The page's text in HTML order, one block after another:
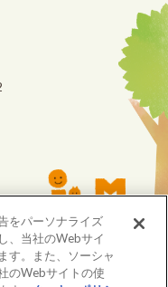
。
をパーソナライズ
、当社のWebサイ
す。また、ソーシャ
のWebサイトの使